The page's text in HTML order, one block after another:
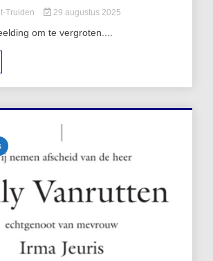
Truiden 29 augustus 2025
om te vergroten....